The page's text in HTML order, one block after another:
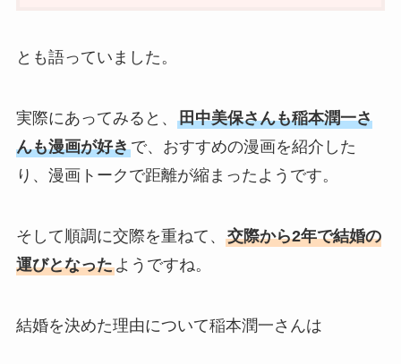
とも語っていました。
実際にあってみると、 田中美保さんも稲本潤一さ
んも漫画が好きで、おすすめの漫画を紹介した
り、漫画トークで距離が縮まったようです。
そして順調に交際を重ねて、 交際から2年で結婚の
運びとなったようですね。
結婚を決めた理由について稲本潤一さんは